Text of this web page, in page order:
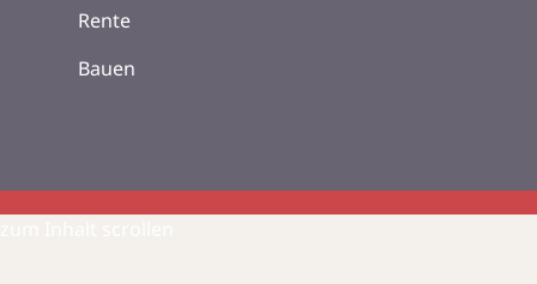
Rente
Bauen